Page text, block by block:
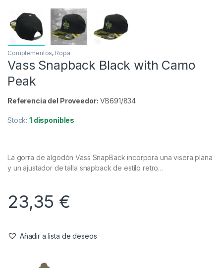
Complementos, Ropa
Vass Snapback Black with Camo
Peak
Referencia del Proveedor: VB691/834
Stock:1 disponibles
La gorra de algodón Vass SnapBack incorpora una visera plana
y un ajustador de talla snapback de estilo retro…
23,35 €
Añadir a lista de deseos